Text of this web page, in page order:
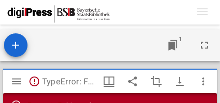
1
Mirador
Viewer
TypeError: Failed to fetch